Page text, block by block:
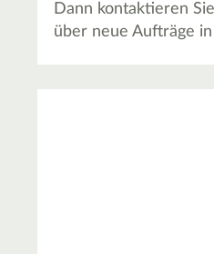
Dann kontaktieren
über neue Aufträge